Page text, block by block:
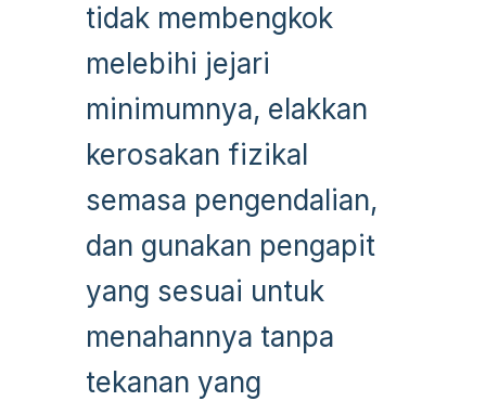
tidak membengkok
melebihi jejari
minimumnya, elakkan
kerosakan fizikal
semasa pengendalian,
dan gunakan pengapit
yang sesuai untuk
menahannya tanpa
tekanan yang